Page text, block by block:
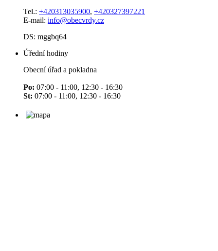
Tel.: +420313035900, +420327397221
E-mail: info@obecvrdy.cz
DS: mggbq64
Úřední hodiny
Obecní úřad a pokladna
Po: 07:00 - 11:00, 12:30 - 16:30
St: 07:00 - 11:00, 12:30 - 16:30